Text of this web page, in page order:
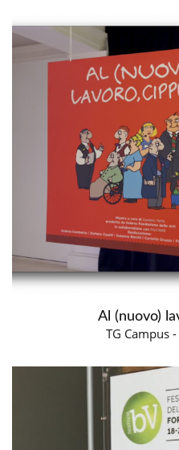
Al (nuovo)
TG Campus